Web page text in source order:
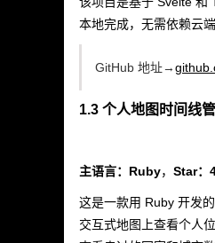
本地完成，无需依赖云
GitHub 地址→
1.3 个人地图时间线
主语言：Ruby， Star：
这是一款用 Ruby 开发
交互式地图上查看个人